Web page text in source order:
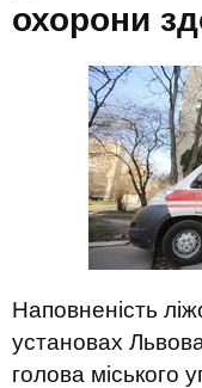
охорони
Наповненість
установах
голова міського